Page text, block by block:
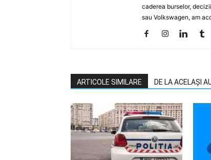
caderea burselor,
sau Volkswagen, am
ARTICOLE SIMILARE DE LA ACELAȘI